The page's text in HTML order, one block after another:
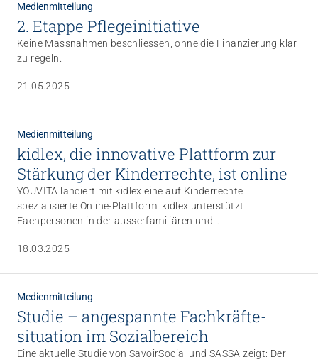
Medienmitteilung
2. Etappe Pflege­initiative
Keine Massnahmen beschliessen, ohne die Finanzierung klar
zu regeln.
21.05.2025
Medienmitteilung
kidlex, die innovative Plattform zur
Stärkung der Kinder­rechte, ist online
YOUVITA lanciert mit kidlex eine auf Kinderrechte
spezialisierte Online-Plattform. kidlex unterstützt
Fachpersonen in der ausserfamiliären und
theoretischen Grundlagen und praxisbezogenen Hilfsmitteln.
18.03.2025
Medienmitteilung
Studie – angespannte Fachkräfte­
situation im Sozial­bereich
Eine aktuelle Studie von SavoirSocial und SASSA zeigt: Der